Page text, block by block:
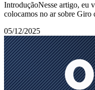
IntroduçãoNesse artigo, eu
colocamos no ar sobre
05/12/2025